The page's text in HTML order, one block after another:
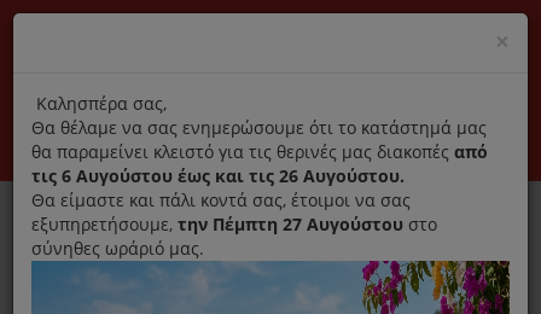
Αποκλειστικά γνήσια ανταλλακτικά
Σύνδεση Εγγραφή Εταιρεία Επικοινωνία
0
×
title
Καλησπέρα σας,
Θα θέλαμε να σας ενημερώσουμε ότι το κατάστημά μας
θα παραμείνει κλειστό για τις θερινές μας διακοπές από
τις 6 Αυγούστου έως και τις 26 Αυγούστου.
Θα είμαστε και πάλι κοντά σας, έτοιμοι να σας
εξυπηρετήσουμε, την Πέμπτη 27 Αυγούστου στο
σύνηθες ωράριό μας.